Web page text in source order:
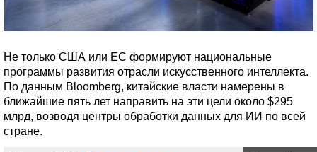
Не только США или ЕС формируют национальные
программы развития отрасли искусственного интеллекта.
По данным Bloomberg, китайские власти намерены в
ближайшие пять лет направить на эти цели около $295
млрд, возводя центры обработки данных для ИИ по всей
стране.